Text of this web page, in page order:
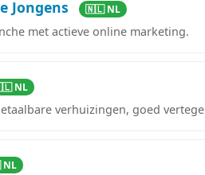
Jongens 🇳🇱 NL
met actieve online marketing.
NL
verhuizingen, goed